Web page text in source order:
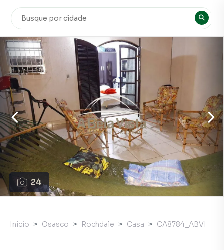
24
Início Osasco Rochdale Casa CA8784_ABVI